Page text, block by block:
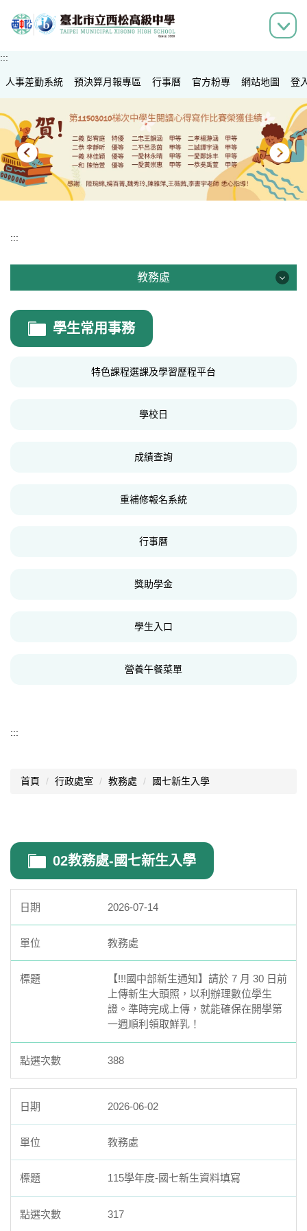
到
容
區
:::
人事差勤系統 預決算月報專區 行事曆 官方粉專 網站地圖 登
:::
教務處
教務處
校外人士協助教學或活動要點
學生常用事務
特色課程選課及學習歷程平台
學校日
成績查詢
重補修報名系統
行事曆
獎助學金
學生入口
營養午餐菜單
:::
首頁 行政處室 教務處 國七新生入學
02教務處-國七新生入學
2026-07-14
教務處
【!!!國中部新生通知】請於 7 月 30 日前
上傳新生大頭照，以利辦理數位學生
證。準時完成上傳，就能確保在開學第
一週順利領取鮮乳！
388
2026-06-02
教務處
115學年度-國七新生資料填寫
317